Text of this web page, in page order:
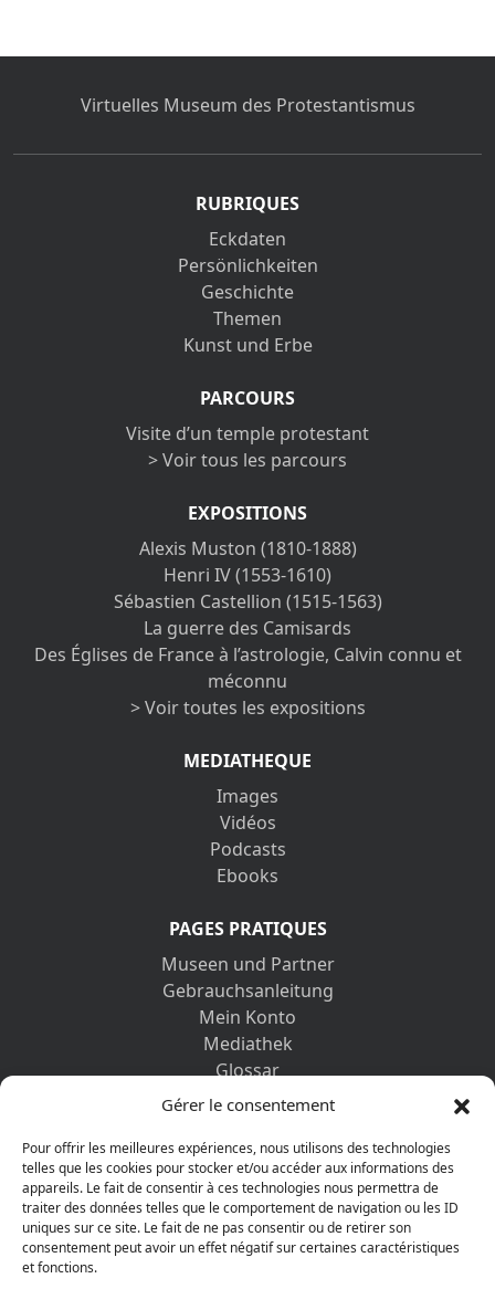
Gérer le consentement
Pour offrir les meilleures expériences, nous utilisons des technologies
telles que les cookies pour stocker et/ou accéder aux informations des
appareils. Le fait de consentir à ces technologies nous permettra de
traiter des données telles que le comportement de navigation ou les ID
uniques sur ce site. Le fait de ne pas consentir ou de retirer son
consentement peut avoir un effet négatif sur certaines caractéristiques
et fonctions.
Virtuelles Museum des Protestantismus
RUBRIQUES
Eckdaten
Persönlichkeiten
Geschichte
Themen
Kunst und Erbe
PARCOURS
Visite d’un temple protestant
> Voir tous les parcours
EXPOSITIONS
Alexis Muston (1810-1888)
Henri IV (1553-1610)
Sébastien Castellion (1515-1563)
La guerre des Camisards
Des Églises de France à l’astrologie, Calvin connu et
méconnu
> Voir toutes les expositions
MEDIATHEQUE
Images
Vidéos
Podcasts
Ebooks
PAGES PRATIQUES
Museen und Partner
Gebrauchsanleitung
Mein Konto
Mediathek
Glossar
Kontaktformular
Datenschutz-Bestimmungen
ENTDECKEN SIE AUCH